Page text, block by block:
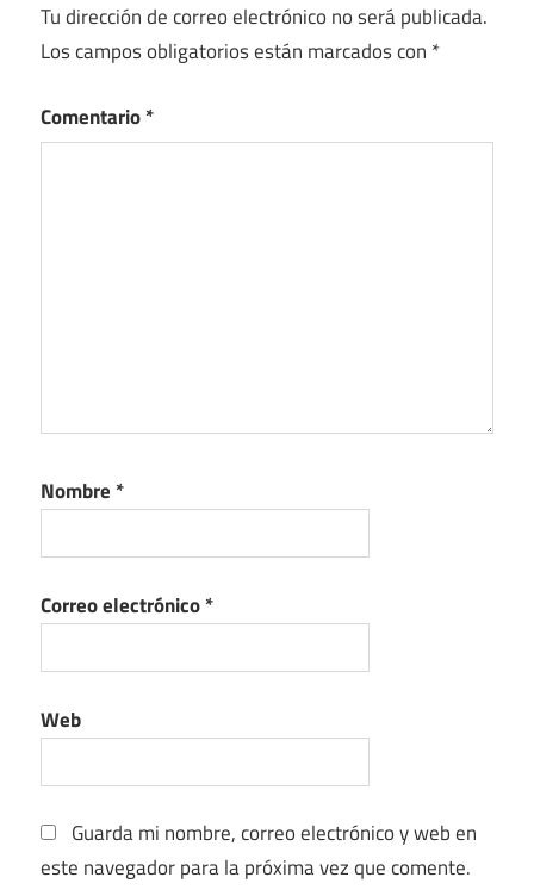
Tu dirección de correo electrónico no será publicada.
Los campos obligatorios están marcados con *
Comentario*
Nombre *
Correo electrónico*
Web
Guarda mi nombre, correo electrónico y web en
este navegador para la próxima vez que comente.